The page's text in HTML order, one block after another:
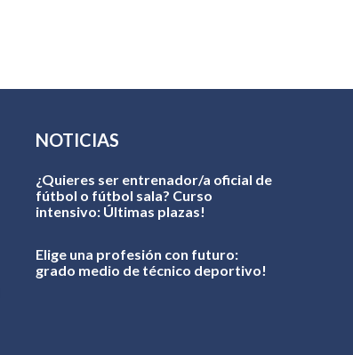
NOTICIAS
¿Quieres ser entrenador/a oficial de
fútbol o fútbol sala? Curso
intensivo: Últimas plazas!
Elige una profesión con futuro:
grado medio de técnico deportivo!